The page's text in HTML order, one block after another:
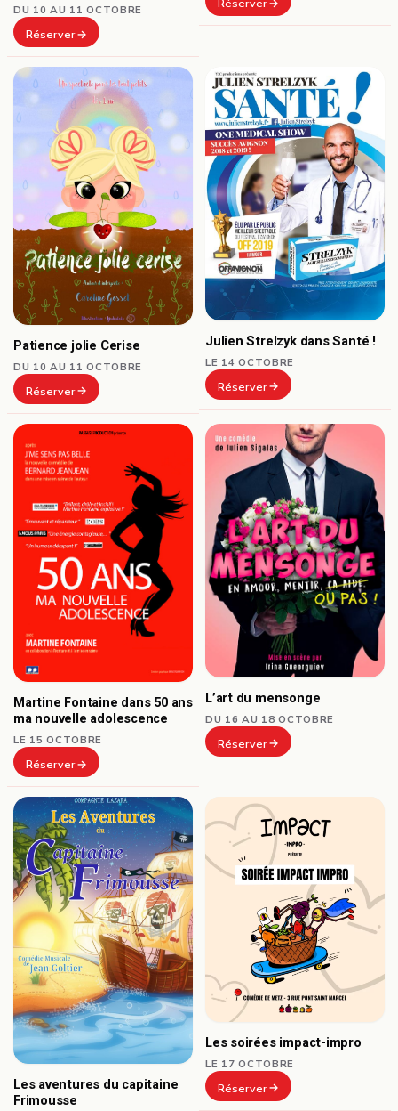
DU 10 AU 11 OCTOBRE
Réserver
Réserver
Patience jolie Cerise
DU 10 AU 11 OCTOBRE
Réserver
Julien Strelzyk dans Santé !
LE 14 OCTOBRE
Réserver
Martine Fontaine dans 50 ans
ma nouvelle adolescence
LE 15 OCTOBRE
Réserver
L’art du mensonge
DU 16 AU 18 OCTOBRE
Réserver
Les aventures du capitaine
Frimousse
Les soirées impact-impro
LE 17 OCTOBRE
Réserver